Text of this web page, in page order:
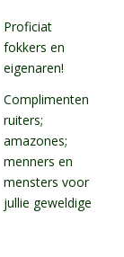
Proficiat
fokkers en
eigenaren!
Complimenten
ruiters;
amazones;
menners en
mensters voor
jullie geweldige